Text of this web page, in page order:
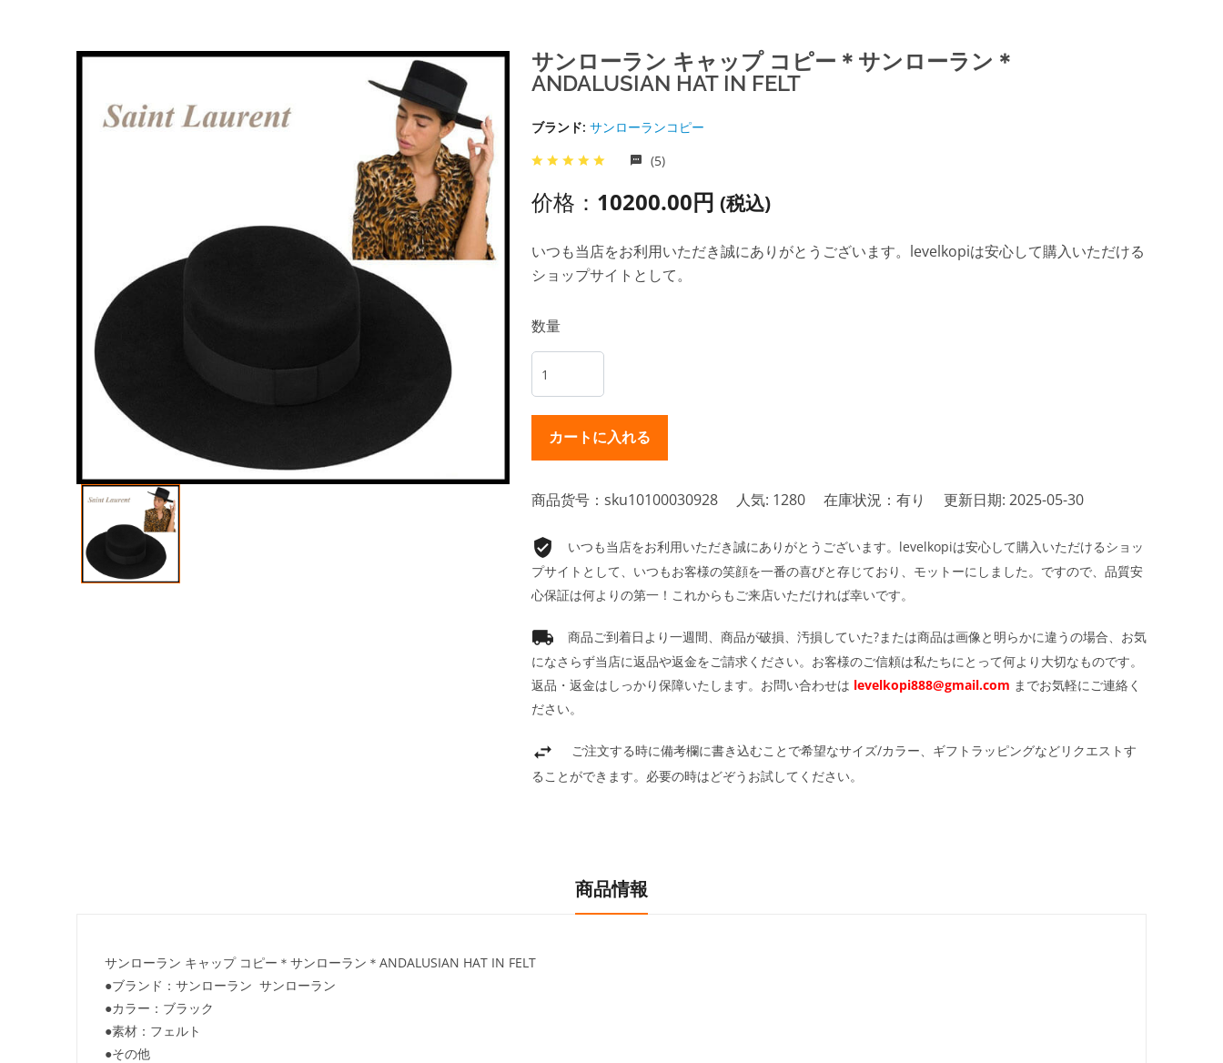
サンローラン キャップ コピー＊サンローラン＊
ANDALUSIAN HAT IN FELT
ブランド: サンローランコピー
(5)
价格： 10200.00円 (税込)
いつも当店をお利用いただき誠にありがとうございます。levelkopiは安心して購入いただける
ショップサイトとして。
数量
商品货号：sku10100030928 人気: 1280 在庫状況：有り 更新日期: 2025-05-30
いつも当店をお利用いただき誠にありがとうございます。levelkopiは安心して購入いただけるショッ
プサイトとして、いつもお客様の笑顔を一番の喜びと存じており、モットーにしました。ですので、品質安
心保証は何よりの第一！これからもご来店いただければ幸いです。
商品ご到着日より一週間、商品が破損、汚損していた?または商品は画像と明らかに違うの場合、お気
になさらず当店に返品や返金をご請求ください。お客様のご信頼は私たちにとって何より大切なものです。
返品・返金はしっかり保障いたします。お問い合わせは levelkopi888@gmail.com までお気軽にご連絡く
ださい。
ご注文する時に備考欄に書き込むことで希望なサイズ/カラー、ギフトラッピングなどリクエストす
ることができます。必要の時はどぞうお試してください。
商品情報
サンローラン キャップ コピー＊サンローラン＊ANDALUSIAN HAT IN FELT
●ブランド：サンローラン サンローラン
●カラー：ブラック
●素材：フェルト
●その他